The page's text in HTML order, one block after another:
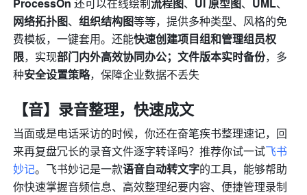
网络拓扑图、组织结构图等等，提供多种类型、风格的免
费模板，一键套用。还能快速创建项目组和管理组员权
限，实现部门内外高效协同办公；文件版本实时备份，多
种安全设置策略，保障企业数据不丢失
【音】录音整理，快速成文
当面或是电话采访的时候，你还在奋笔疾书整理速记，回
来再复盘冗长的录音文件逐字转译吗？推荐你试一试飞书
妙记。飞书妙记是一款语音自动转文字的工具，能够帮助
你快速掌握音频信息、高效整理纪要内容、便捷管理录制